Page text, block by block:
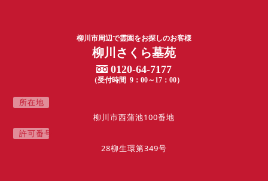
柳川市周辺で霊園をお探しのお客様
柳川さくら墓苑
0120-64-7177
（受付時間 9：00～17：00）
所在地
柳川市西蒲池100番地
許可番号
28柳生環第349号